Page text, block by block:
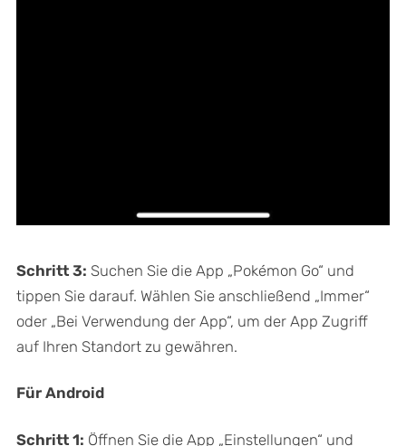
Schritt 3: Suchen Sie die App „Pokémon Go“ und
tippen Sie darauf. Wählen Sie anschließend „Immer“
oder „Bei Verwendung der App“, um der App Zugriff
auf Ihren Standort zu gewähren.
Für Android
Schritt 1: Öffnen Sie die App „Einstellungen“ und